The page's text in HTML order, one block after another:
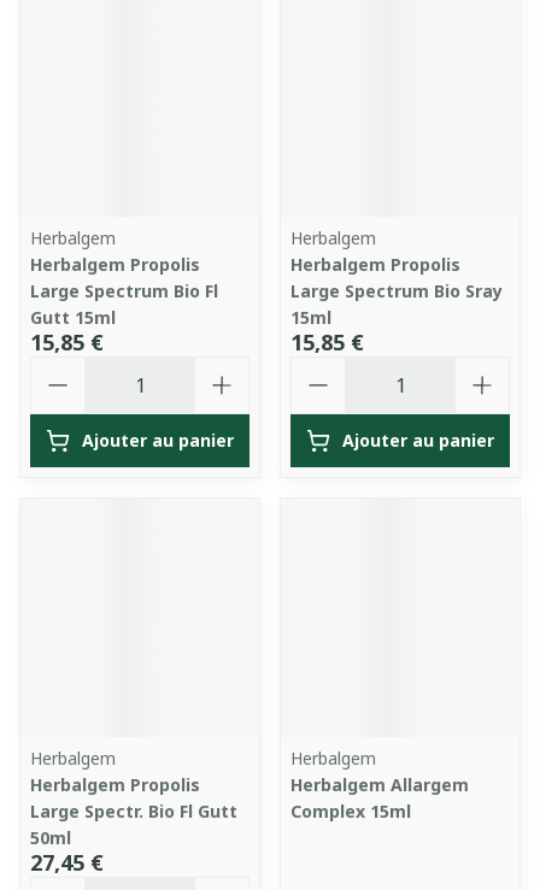
Herbalgem
Herbalgem Propolis
Large Spectrum Bio Fl
Gutt 15ml
15,85 €
Ajouter au panier
Herbalgem
Herbalgem Propolis
Large Spectrum Bio Sray
15ml
15,85 €
Ajouter au panier
Herbalgem
Herbalgem Propolis
Large Spectr. Bio Fl Gutt
50ml
27,45 €
Herbalgem
Herbalgem Allargem
Complex 15ml